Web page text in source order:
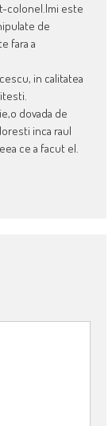
colonel.Imi este
de
fara a
in calitatea
dovada de
inca raul
ce a facut el.